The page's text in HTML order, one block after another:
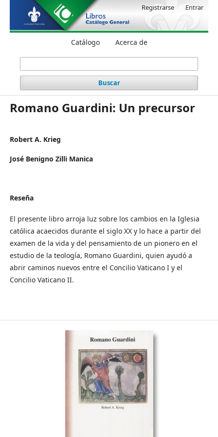
Catálogo Acerca de
Buscar
Registrarse Entrar
Romano Guardini: Un precursor
Robert A. Krieg
José Benigno Zilli Manica
Reseña
El presente libro arroja luz sobre los cambios en la Iglesia
católica acaecidos durante el siglo XX y lo hace a partir del
examen de la vida y del pensamiento de un pionero en el
estudio de la teología, Romano Guardini, quien ayudó a
abrir caminos nuevos entre el Concilio Vaticano I y el
Concilio Vaticano II.